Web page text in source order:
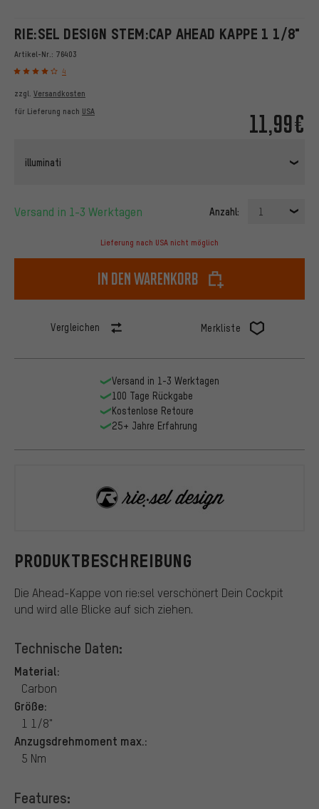
RIE:SEL DESIGN STEM:CAP AHEAD KAPPE 1 1/8"
Artikel-Nr.: 76403
4
11,99€
zzgl. Versandkosten
für Lieferung nach USA
illuminati
Versand in 1-3 Werktagen Anzahl: 1
Lieferung nach USA nicht möglich
In den Warenkorb
Vergleichen Merkliste
PRODUKTBESCHREIBUNG
Die Ahead-Kappe von rie:sel verschönert Dein Cockpit
und wird alle Blicke auf sich ziehen.
Technische Daten:
Material:
Carbon
Größe:
1 1/8"
Anzugsdrehmoment max.:
5 Nm
Features:
Versand in 1-3 Werktagen
100 Tage Rückgabe
Kostenlose Retoure
25+ Jahre Erfahrung
rie:sel